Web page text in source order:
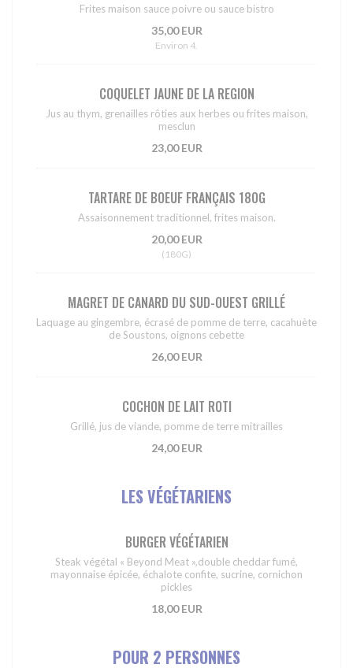
Frites maison sauce poivre ou sauce bistro
35,00 EUR
Environ 4.
COQUELET JAUNE DE LA REGION
Jus au thym, grenailles rôties aux herbes ou frites maison,
mesclun
23,00 EUR
TARTARE DE BOEUF FRANÇAIS 180G
Assaisonnement traditionnel, frites maison.
20,00 EUR
(180G)
MAGRET DE CANARD DU SUD-OUEST GRILLÉ
Laquage au gingembre, écrasé de pomme de terre, cacahuète
de Soustons, oignons cebette
26,00 EUR
COCHON DE LAIT ROTI
Grillé, jus de viande, pomme de terre mitrailles
24,00 EUR
LES VÉGÉTARIENS
BURGER VÉGÉTARIEN
Steak végétal « Beyond Meat »,double cheddar fumé,
mayonnaise épicée, échalote confite, sucrine, cornichon
pickles
18,00 EUR
POUR 2 PERSONNES